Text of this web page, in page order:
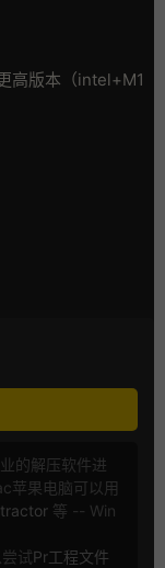
高版本（intel+M1
的解压软件进
苹果电脑可以用
等 -- Win
试Pr工程文件